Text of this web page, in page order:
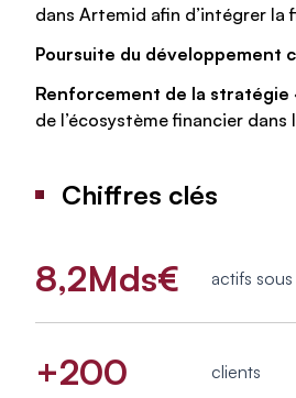
dans Artemid afin d’intégrer la
Poursuite du développement
Renforcement de la stratégie
de l’écosystème financier
Chiffres clés
8,2Mds€ actifs
+200 clients